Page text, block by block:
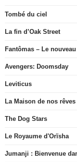
Tombé du ciel
La fin d’Oak Street
Fantômas – Le
Avengers: Doomsday
Leviticus
La Maison de nos rêves
The Dog Stars
Le Royaume d'Orïsha
Jumanji : Bienvenue